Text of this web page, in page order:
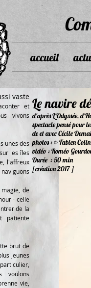
accueil
vaste
et
vivons
unes des
les îles
l'affreux
de
- celle
de la
patiente
brut de
jeunes
voulons
vie,
Le navire
d'après L'Odyssée,
spectacle pensé pour
de et avec Cécile
photos : © Fabien Colin
vidéo : Roméo
Durée : 50 min
[création 2017 ]